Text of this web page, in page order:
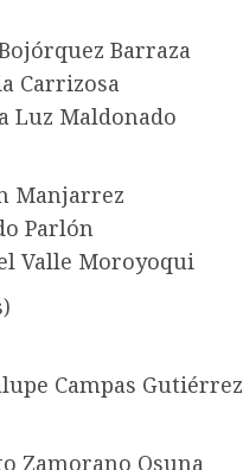
Barraza
Carrizosa
Luz Maldonado
Manjarrez
Parlón
Valle Moroyoqui
Campas Gutiérrez
Zamorano Osuna